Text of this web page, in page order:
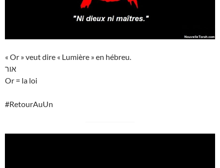
« Or » veut dire « Lumière » en hébreu.
אור
Or = la loi
#RetourAuUn